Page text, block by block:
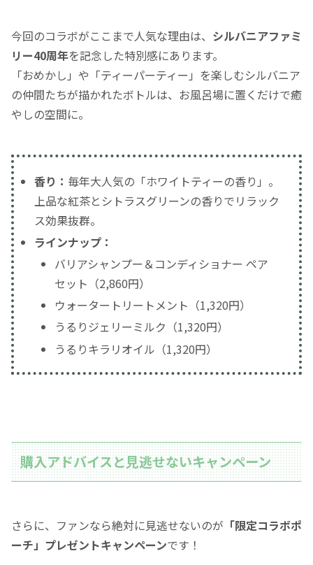
今回のコラボがここまで人気な理由は、 シルバニアファミ
リー40周年を記念した特別感にあります。
「おめかし」や「ティーパーティー」を楽しむシルバニア
の仲間たちが描かれたボトルは、お風呂場に置くだけで癒
やしの空間に。
香り： 毎年大人気の「ホワイトティーの香り」。
上品な紅茶とシトラスグリーンの香りでリラック
ス効果抜群。
ラインナップ：
バリアシャンプー＆コンディショナー ペア
セット（2,860円）
ウォータートリートメント（1,320円）
うるりジェリーミルク（1,320円）
うるりキラリオイル（1,320円）
購入アドバイスと見逃せないキャンペーン
さらに、ファンなら絶対に見逃せないのが 「限定コラボポ
ーチ」プレゼントキャンペーンです！